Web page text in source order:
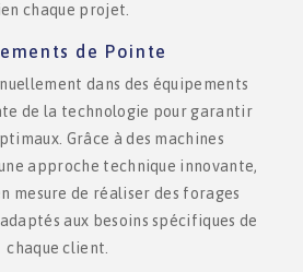
chaque projet.
de Pointe
dans des équipements
de la technologie pour garantir
Grâce à des machines
approche technique innovante,
mesure de réaliser des forages
aux besoins spécifiques de
chaque client.